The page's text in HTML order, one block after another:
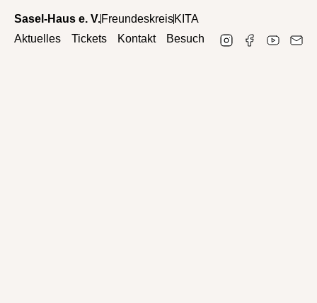
Sasel-Haus e. V.FreundeskreisKITA
Aktuelles
Tickets Kontakt Besuch